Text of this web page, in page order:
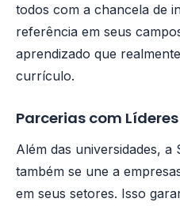
todos com a chancela de
referência em seus
aprendizado que
currículo.
Parcerias com
Além das universidades,
também se une a
em seus setores. Isso